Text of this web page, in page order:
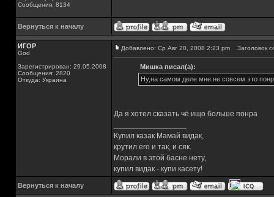
Сообщения: 8134
Вернуться к началу
ИГОР
God
Зарегистрирован: 29.05.2008
Сообщения: 2820
Откуда: Украина
Добавлено: Ср Авг 20, 2008 2:23 pm Заголовок
Мишка писал(а):
Ну,на самом деле мне не совсем это
Да я хотел сказать чё ищо больше понра
Купил казак Мамай видак,
крутил его и так, и сяк.
Морали в этой басне нету,
купил видак - купи касету!
Вернуться к началу